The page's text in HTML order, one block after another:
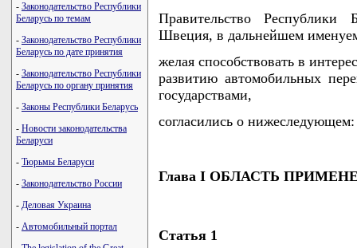
- Законодательство Республики
Беларусь по темам
- Законодательство Республики
Беларусь по дате принятия
- Законодательство Республики
Беларусь по органу принятия
- Законы Республики Беларусь
- Новости законодательства
Беларуси
- Тюрьмы Беларуси
- Законодательство России
- Деловая Украина
- Автомобильный портал
Правительство Республики
Швеция, в дальнейшем
желая способствовать в
развитию автомобильных
государствами,
согласились о нижеследующем:
Глава I ОБЛАСТЬ
Статья 1